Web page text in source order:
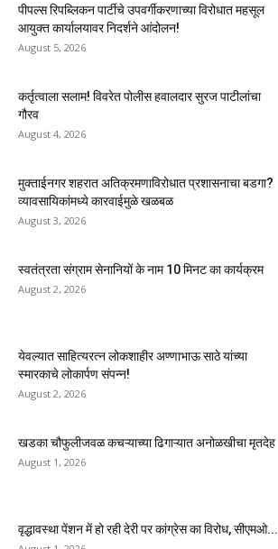
पीपल्स रिपब्लिकन पार्टीचे उपवर्गीकरणाच्या विरोधात महसूल
आयुक्त कार्यालयावर निदर्शने आंदोलन!
August 5, 2026
कर्तृत्वाला सलाम! विवरेत पोलीस हवालदार सुरज पाटीलांचा
गौरव
August 4, 2026
मुक्ताईनगर शहरात अतिक्रमणाविरोधात प्रशासनाचा बडगा?
व्यावसायिकांमध्ये कारवाईमुळे खळबळ
August 3, 2026
स्वतंत्रता संग्राम सेनानियों के नाम 10 मिनट का कार्यक्रम
August 2, 2026
येवल्यात साहित्यरत्न लोकशाहीर अण्णाभाऊ साठे यांच्या
स्मारकाचे लोकार्पण संपन्न!
August 2, 2026
खडका चौफुलीजवळ कचऱ्याच्या ढिगाऱ्यात अनोळखीचा मृतदेह
August 1, 2026
वृद्धावस्था पेंशन में हो रही देरी पर कांग्रेस का विरोध, सीएमओ...